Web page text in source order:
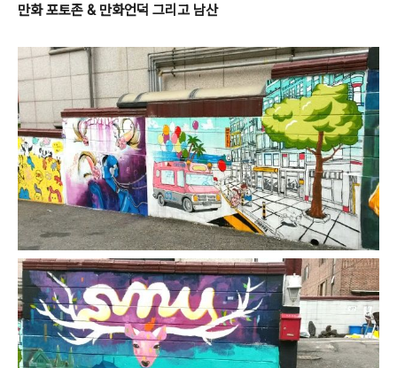
만화 포토존 & 만화언덕 그리고 남산